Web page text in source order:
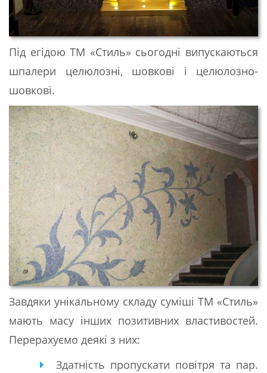
Під егідою ТМ «Стиль» сьогодні випускаються
шпалери целюлозні, шовкові і целюлозно-
шовкові.
Завдяки унікальному складу суміші ТМ «Стиль»
мають масу інших позитивних властивостей.
Перерахуємо деякі з них:
Здатність пропускати повітря та пар.